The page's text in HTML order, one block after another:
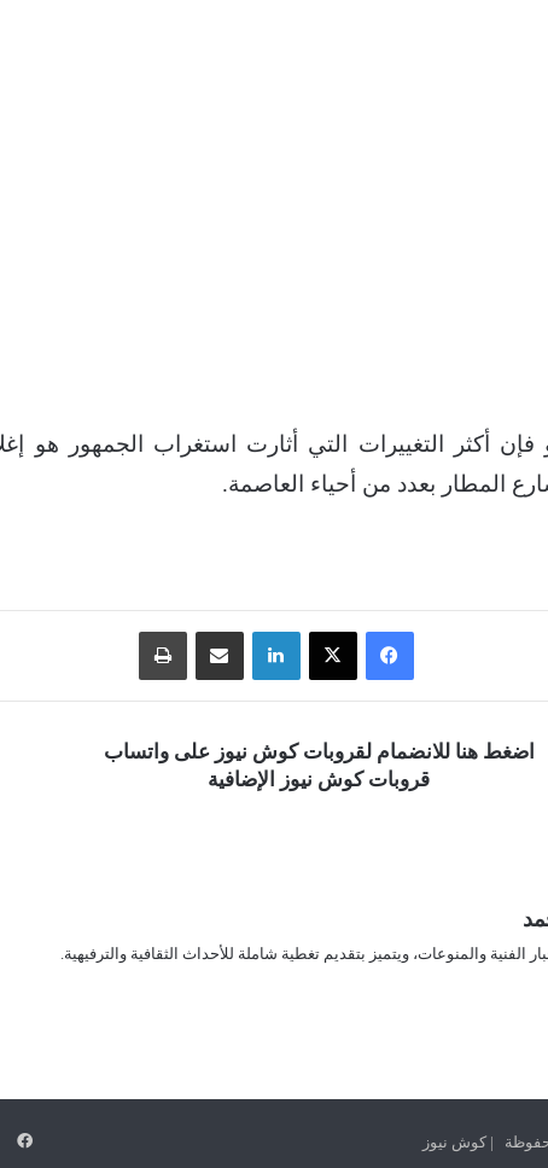
فإن أكثر التغييرات التي أثارت استغراب الجمهور هو
المطار بعدد من أحياء العاصمة.
فيسبوك ‫X لينكدإن مشاركة عبر البريد
اضغط هنا للانضمام لقروبات كوش نيوز على واتساب
قروبات كوش نيوز الإضافية
الفنية والمنوعات، ويتميز بتقديم تغطية شاملة للأحداث الثقافية والترفيهية.